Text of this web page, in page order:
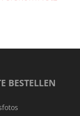
BESTELLEN